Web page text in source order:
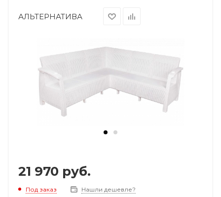
АЛЬТЕРНАТИВА
21 970 руб.
Под заказ Нашли дешевле?